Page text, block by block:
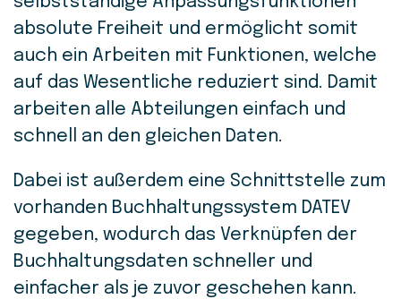
absolute Freiheit und ermöglicht somit
auch ein Arbeiten mit Funktionen, welche
auf das Wesentliche reduziert sind. Damit
arbeiten alle Abteilungen einfach und
schnell an den gleichen Daten.
Dabei ist außerdem eine Schnittstelle zum
vorhanden Buchhaltungssystem DATEV
gegeben, wodurch das Verknüpfen der
Buchhaltungsdaten schneller und
einfacher als je zuvor geschehen kann.